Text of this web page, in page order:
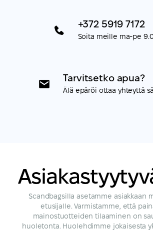
+372 5919 7172
Soita meille ma-pe
Tarvitsetko apua?
Älä epäröi ottaa yhteyttä
Scandbagsilla asetamme asiakkaan
etusijalle. Varmistamme, että
mainostuotteiden tilaaminen on
huoletonta. Huolehdimme jokaisesta